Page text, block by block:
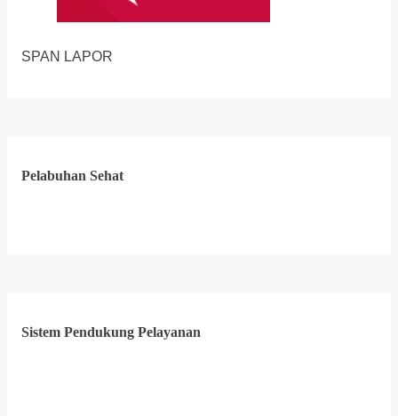
SPAN LAPOR
Pelabuhan Sehat
Sistem Pendukung Pelayanan